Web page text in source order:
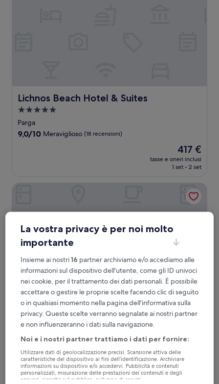
Lichnos Beach Hotel & Suites
Lichnos Beach Hotel & Suites
Struttura
a
5.0
Parga
9.0
9,0/10 Meraviglioso (18 recensioni)
Il
prezzo
attuale
417 €
417 €
tasse e oneri inclusi
1 set - 2 set
Dracos Hotel
Dracos Hotel
Struttura
a
3.0
stelle
Parga
8.8
su
10,
Eccellente,
(15
8,8/10 Eccellente (15 recensioni)
Il
prezzo
attuale
175 €
tasse e oneri inclusi
29 ago - 30 ago
La vostra privacy è per noi molto
importante
Insieme ai nostri16 partner archiviamo e/o accediamo alle
informazioni sul dispositivo dell'utente, come gli ID univoci
nei cookie, per il trattamento dei dati personali. È possibile
accettare o gestire le proprie scelte facendo clic di seguito
o in qualsiasi momento nella pagina dell'informativa sulla
privacy. Queste scelte verranno segnalate ai nostri partner
e non influenzeranno i dati sulla navigazione.
Noi e i nostri partner trattiamo i dati per fornire:
Utilizzare dati di geolocalizzazione precisi. Scansione attiva delle
caratteristiche del dispositivo ai fini dell’identificazione. Archiviare
informazioni su dispositivo e/o accedervi. Pubblicità e contenuti
personalizzati, misurazione delle prestazioni dei contenuti e degli
annunci, ricerche sul pubblico, sviluppo di servizi.